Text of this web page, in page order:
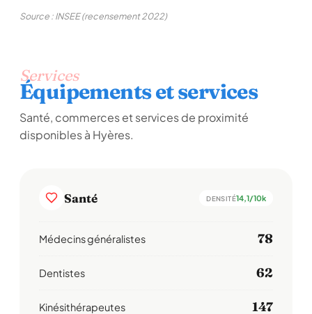
Source : INSEE (recensement 2022)
Services
Équipements et services
Santé, commerces et services de proximité
disponibles à Hyères.
Santé DENSITÉ14,1/10k
Médecins généralistes 78
Dentistes 62
Kinésithérapeutes 147